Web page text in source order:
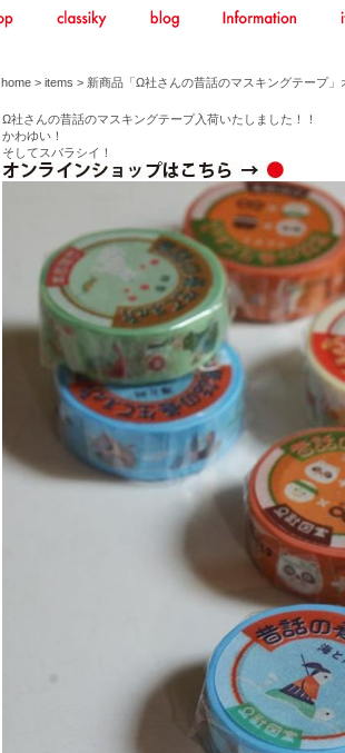
home > items > 新商品「Ω社さんの昔話のマスキングテープ
Ω社さんの昔話のマスキングテープ入荷いたしました！！
かわゆい！
そしてスバラシイ！